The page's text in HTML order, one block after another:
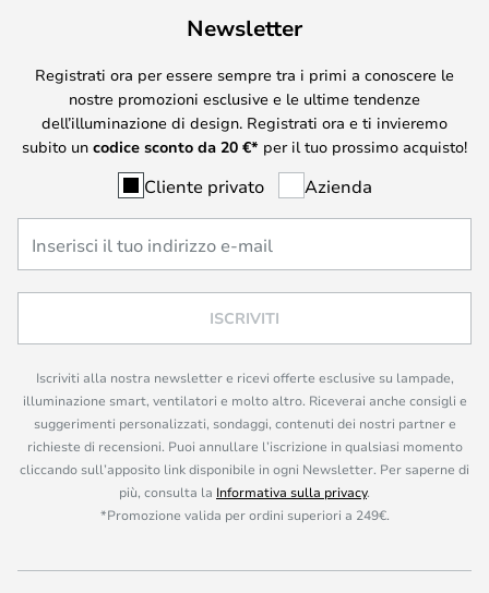
Newsletter
Registrati ora per essere sempre tra i primi a conoscere le
nostre promozioni esclusive e le ultime tendenze
dell’illuminazione di design. Registrati ora e ti invieremo
subito un codice sconto da 20 €* per il tuo prossimo acquisto!
Cliente privato Azienda
ISCRIVITI
Iscriviti alla nostra newsletter e ricevi offerte esclusive su lampade,
illuminazione smart, ventilatori e molto altro. Riceverai anche consigli e
suggerimenti personalizzati, sondaggi, contenuti dei nostri partner e
richieste di recensioni. Puoi annullare l’iscrizione in qualsiasi momento
cliccando sull’apposito link disponibile in ogni Newsletter. Per saperne di
più, consulta la Informativa sulla privacy.
*Promozione valida per ordini superiori a 249€.